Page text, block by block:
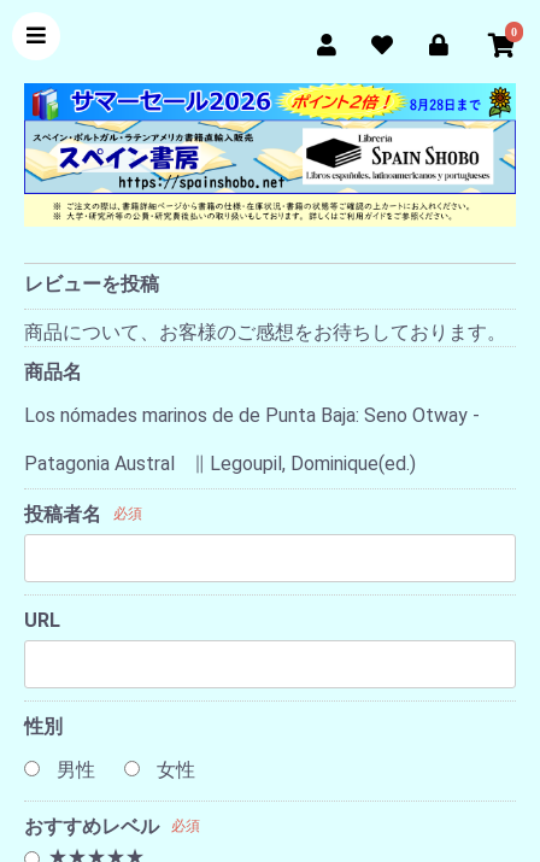
0
レビューを投稿
商品について、お客様のご感想をお待ちしております。
商品名
Los nómades marinos de de Punta Baja: Seno Otway -
Patagonia Austral ∥ Legoupil, Dominique(ed.)
投稿者名 必須
URL
性別
男性
女性
おすすめレベル 必須
★★★★★